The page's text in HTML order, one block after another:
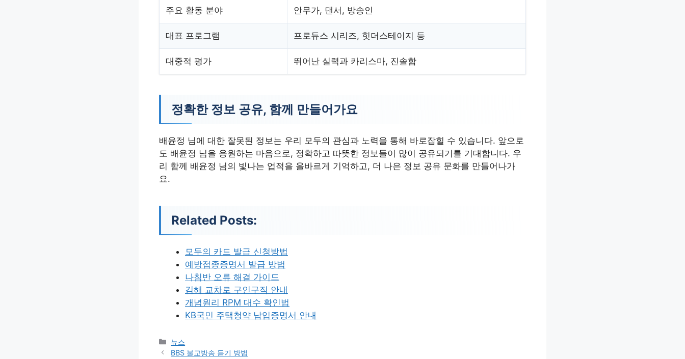
주요 활동 분야 안무가, 댄서, 방송인
대표 프로그램 프로듀스 시리즈, 힛더스테이지 등
대중적 평가 뛰어난 실력과 카리스마, 진솔함
정확한 정보 공유, 함께 만들어가요
배윤정 님에 대한 잘못된 정보는 우리 모두의 관심과 노력을 통해 바로잡힐 수 있습니다. 앞으로
도 배윤정 님을 응원하는 마음으로, 정확하고 따뜻한 정보들이 많이 공유되기를 기대합니다. 우
리 함께 배윤정 님의 빛나는 업적을 올바르게 기억하고, 더 나은 정보 공유 문화를 만들어나가
요.
Related Posts:
모두의 카드 발급 신청방법
예방접종증명서 발급 방법
나침반 오류 해결 가이드
김해 교차로 구인구직 안내
개념원리 RPM 대수 확인법
KB국민 주택청약 납입증명서 안내
카
테
뉴스
BBS 불교방송 듣기 방법